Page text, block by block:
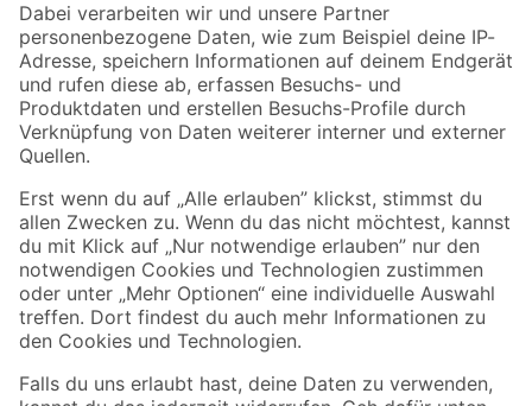
Zahlungsarten Versandarten
Sicher einkaufen
Jetzt die toom-App herunterladen